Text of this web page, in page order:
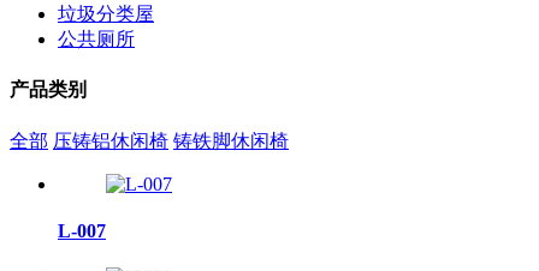
垃圾分类屋
公共厕所
产品类别
全部 压铸铝休闲椅 铸铁脚休闲椅
L-007